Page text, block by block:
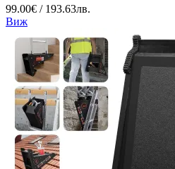
99.00€ / 193.63лв.
Виж